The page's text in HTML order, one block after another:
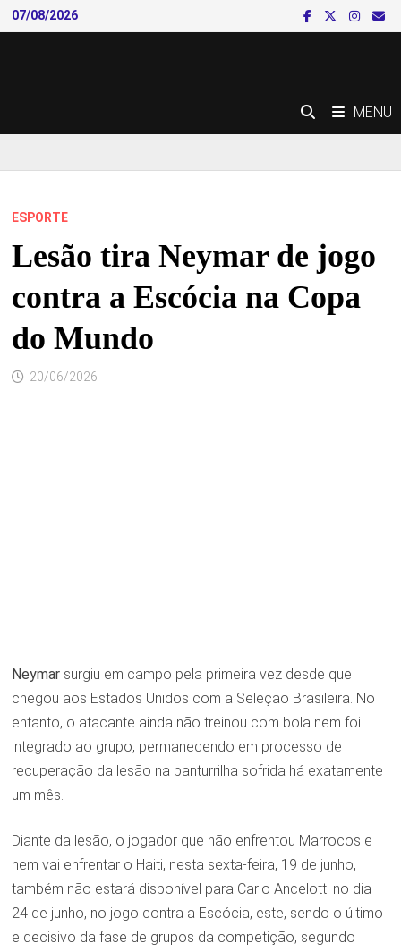
Skip
to
07/08/2026
MENU
ESPORTE
Lesão tira Neymar de jogo
contra a Escócia na Copa
do Mundo
20/06/2026
Neymarsurgiu em campo pela primeira vez desde que
chegou aos Estados Unidos com a Seleção Brasileira. No
entanto, o atacante ainda não treinou com bola nem foi
integrado ao grupo, permanecendo em processo de
recuperação da lesão na panturrilha sofrida há exatamente
um mês.
Diante da lesão, o jogador que não enfrentou Marrocos e
nem vai enfrentar o Haiti, nesta sexta-feira, 19 de junho,
também não estará disponível para Carlo Ancelotti no dia
24 de junho, no jogo contra a Escócia, este, sendo o último
e decisivo da fase de grupos da competição, segundo